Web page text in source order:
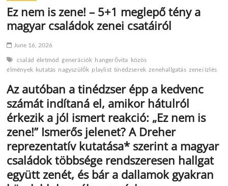
Ez nem is zene! – 5+1 meglepő tény a
magyar családok zenei csatáiról
June 16, 2026
család életmód generációk hangerővita közös
élmények kutatás nagyszülők playlist tinédzserek zenehallgatás zenei ízlés
Az autóban a tinédzser épp a kedvenc
számát indítaná el, amikor hátulról
érkezik a jól ismert reakció: „Ez nem is
zene!” Ismerős jelenet? A Dreher
reprezentatív kutatása* szerint a magyar
családok többsége rendszeresen hallgat
együtt zenét, és bár a dallamok gyakran